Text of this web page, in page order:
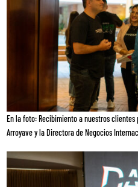
En la foto:Recibimiento a nuestros clientes
Arroyave y laDirectorade Negocios